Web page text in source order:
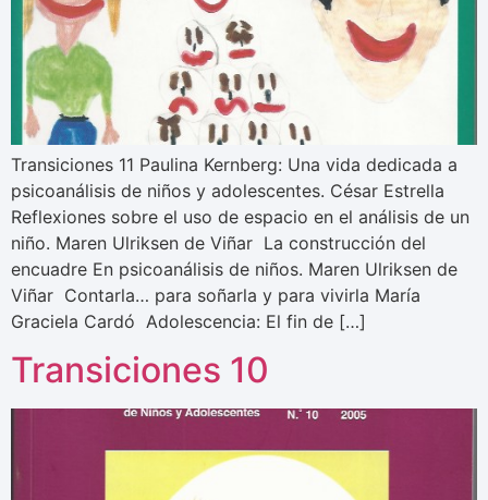
Transiciones 11 Paulina Kernberg: Una vida dedicada a
psicoanálisis de niños y adolescentes. César Estrella
Reflexiones sobre el uso de espacio en el análisis de un
niño. Maren Ulriksen de Viñar La construcción del
encuadre En psicoanálisis de niños. Maren Ulriksen de
Viñar Contarla… para soñarla y para vivirla María
Graciela Cardó Adolescencia: El fin de […]
Transiciones 10